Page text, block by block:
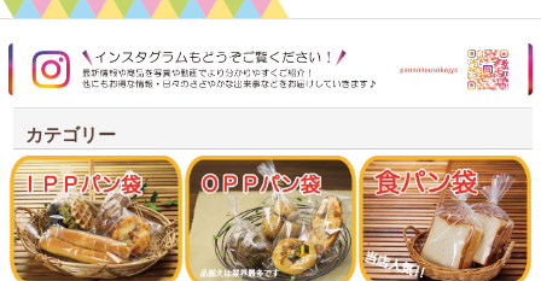
オリジナルアイテム
ワックスペーパー
耐油紙袋商品
シンプルテイスト
クラフトテイスト
カテゴリー